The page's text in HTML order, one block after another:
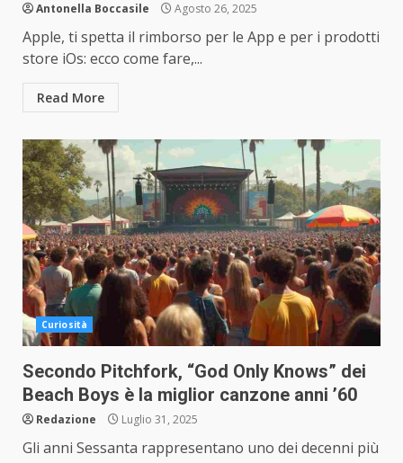
Antonella Boccasile Agosto 26, 2025
Apple, ti spetta il rimborso per le App e per i prodotti
store iOs: ecco come fare,...
Read More
Curiosità
Secondo Pitchfork, “God Only Knows” dei
Beach Boys è la miglior canzone anni ’60
Redazione Luglio 31, 2025
Gli anni Sessanta rappresentano uno dei decenni più